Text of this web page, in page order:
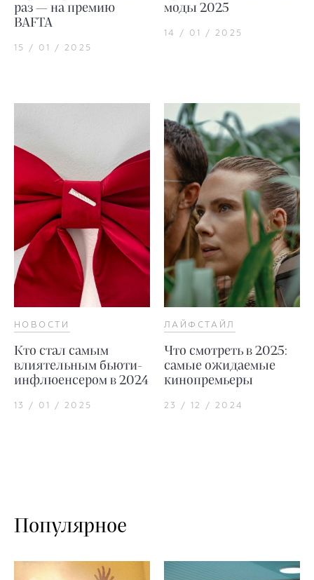
раз — на премию
BAFTA
15 / 01 / 2025
моды 2025
14 / 01 / 2025
НОВОСТИ
Кто стал самым
влиятельным бьюти-
инфлюенсером в 2024
13 / 01 / 2025
ЛАЙФСТАЙЛ
Что смотреть в 2025:
самые ожидаемые
кинопремьеры
23 / 12 / 2024
Популярное